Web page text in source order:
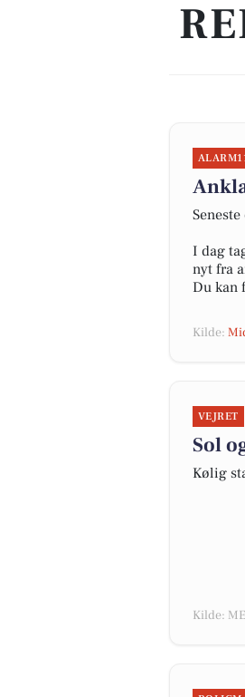
I dag
nyt fra
Du kan
Kilde:
VEJRET
Sol
Kølig
Kilde: